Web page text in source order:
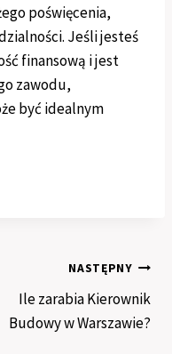
poświęcenia,
Jeśli jesteś
finansową i jest
zawodu,
być idealnym
NASTĘPNY
Ile zarabia Kierownik
Budowy w Warszawie?